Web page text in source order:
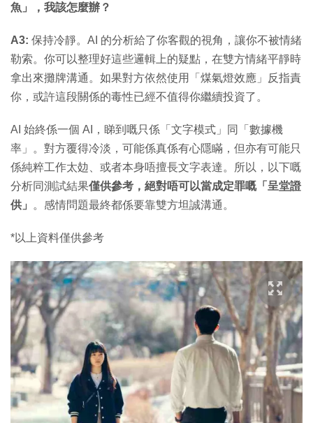
魚」，我該怎麼辦？
A3: 保持冷靜。AI 的分析給了你客觀的視角，讓你不被情緒
勒索。你可以整理好這些邏輯上的疑點，在雙方情緒平靜時
拿出來攤牌溝通。如果對方依然使用「煤氣燈效應」反指責
你，或許這段關係的毒性已經不值得你繼續投資了。
AI 始終係一個 AI，睇到嘅只係「文字模式」同「數據機
率」。對方覆得冷淡，可能係真係有心隱瞞，但亦有可能只
係純粹工作太攰、或者本身唔擅長文字表達。所以，以下嘅
分析同測試結果僅供參考，絕對唔可以當成定罪嘅「呈堂證
供」
。感情問題最終都係要靠雙方坦誠溝通。
*以上資料僅供參考